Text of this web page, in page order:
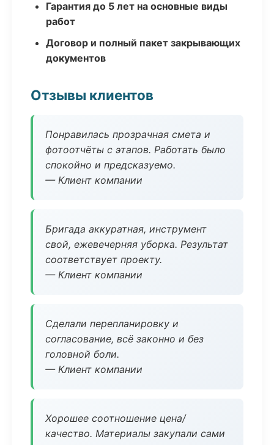
Гарантия до 5 лет на основные виды
работ
Договор и полный пакет закрывающих
документов
Отзывы клиентов
Понравилась прозрачная смета и
фотоотчёты с этапов. Работать было
спокойно и предсказуемо.
— Клиент компании
Бригада аккуратная, инструмент
свой, ежевечерняя уборка. Результат
соответствует проекту.
— Клиент компании
Сделали перепланировку и
согласование, всё законно и без
головной боли.
— Клиент компании
Хорошее соотношение цена/
качество. Материалы закупали сами